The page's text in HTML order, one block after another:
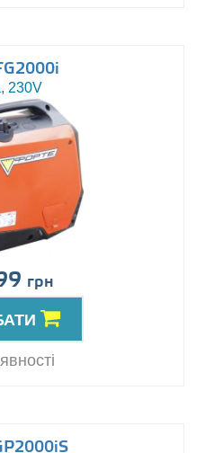
230V
грн